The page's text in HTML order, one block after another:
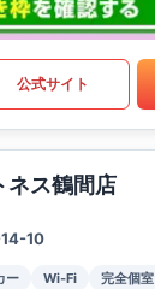
公式サイト
ネス鶴間店
14-10
ー Wi-Fi 完全個室